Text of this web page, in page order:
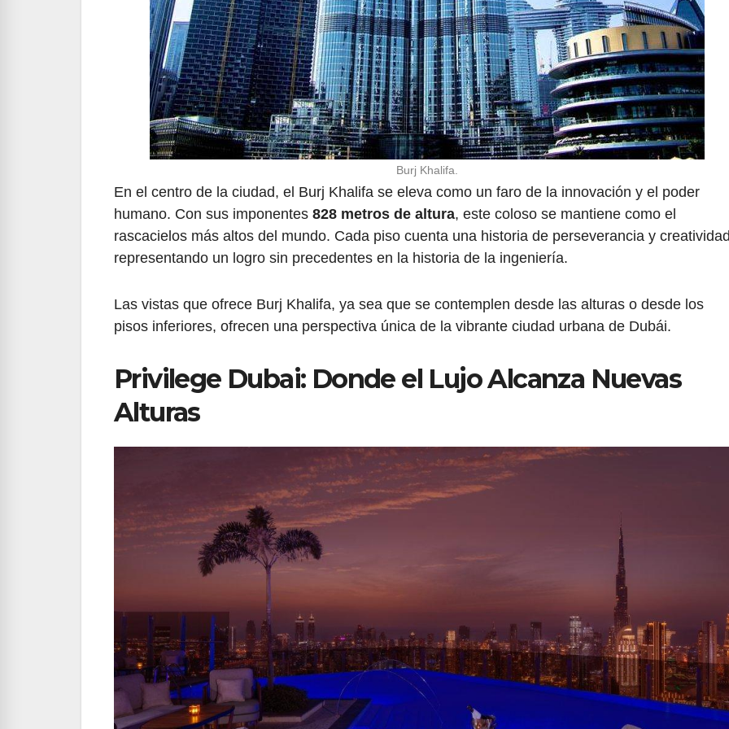
Burj Khalifa.
En el centro de la ciudad, el Burj Khalifa se eleva como un faro de la innovación y el poder
humano. Con sus imponentes 828 metros de altura, este coloso se mantiene como el
rascacielos más altos del mundo. Cada piso cuenta una historia de perseverancia y
representando un logro sin precedentes en la historia de la ingeniería.
Las vistas que ofrece Burj Khalifa, ya sea que se contemplen desde las alturas o desde los
pisos inferiores, ofrecen una perspectiva única de la vibrante ciudad urbana de Dubái.
Privilege Dubai: Donde el Lujo Alcanza Nuevas
Alturas